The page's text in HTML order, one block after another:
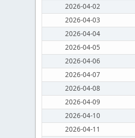
2026-04-02
2026-04-03
2026-04-04
2026-04-05
2026-04-06
2026-04-07
2026-04-08
2026-04-09
2026-04-10
2026-04-11